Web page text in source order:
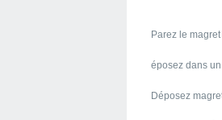
Parez le magret
éposez dans
Déposez